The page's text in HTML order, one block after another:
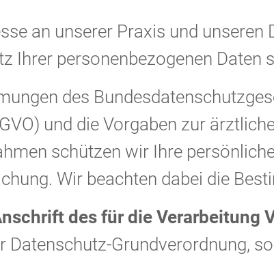
Cookie
Benutzer-
eingeloggte
es wird ihm
an unserer Praxis und unseren
Ihrer personenbezogenen Daten
des
und die Vorgaben zur
schützen wir Ihre
Wir beachten dabei die
des für die Verarbeitung
Datenschutz-Grundverordnung,